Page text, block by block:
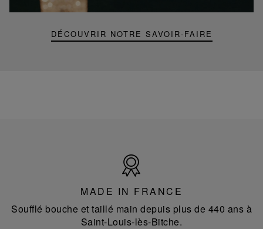
DÉCOUVRIR NOTRE SAVOIR-FAIRE
lamp
France
MADE IN FRANCE
Soufflé bouche et taillé main depuis plus de 440 ans à
Saint-Louis-lès-Bitche.